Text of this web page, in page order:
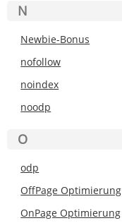
N
Newbie-Bonus
nofollow
noindex
noodp
O
odp
OffPage Optimierung
OnPage Optimierung